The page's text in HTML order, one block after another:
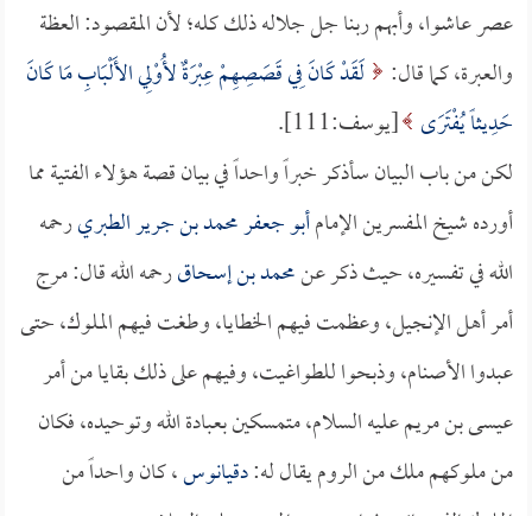
عصر عاشوا، وأبهم ربنا جل جلاله ذلك كله؛ لأن المقصود: العظة
والعبرة، كما قال: لَقَدْ كَانَ فِي قَصَصِهِمْ عِبْرَةٌ لأُوْلِي الأَلْبَابِ مَا كَانَ
حَدِيثاً يُفْتَرَى [يوسف:111].
لكن من باب البيان سأذكر خبراً واحداً في بيان قصة هؤلاء الفتية مما
أورده شيخ المفسرين الإمامأبو جعفر محمد بن جرير الطبريرحمه
الله في تفسيره، حيث ذكر عنمحمد بن إسحاقرحمه الله قال: مرج
أمر أهل الإنجيل، وعظمت فيهم الخطايا، وطغت فيهم الملوك، حتى
عبدوا الأصنام، وذبحوا للطواغيت، وفيهم على ذلك بقايا من أمر
عيسى بن مريم عليه السلام، متمسكين بعبادة الله وتوحيده، فكان
من ملوكهم ملك من الروم يقال له:دقيانوس، كان واحداً من